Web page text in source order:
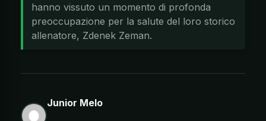
hanno vissuto un momento di profonda
preoccupazione per la salute del loro storico
allenatore, Zdenek Zeman.
Junior Melo